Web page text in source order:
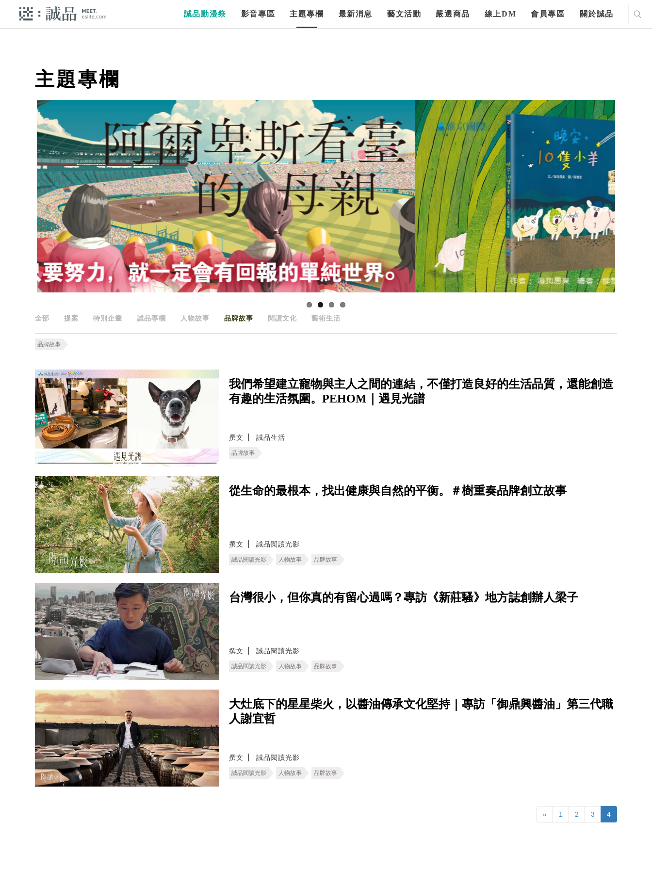
誠品動漫祭 影音專區 主題專欄 最新消息 藝文活動 嚴選商品 線上DM 會員專區 關於誠品
主題專欄
全部 提案 特別企畫 誠品專欄 人物故事 品牌故事 閱讀文化 藝術生活
品牌故事
我們希望建立寵物與主人之間的連結，不僅打造良好的生活品質，還能創造
有趣的生活氛圍。PEHOM｜遇見光譜
撰文 誠品生活
品牌故事
從生命的最根本，找出健康與自然的平衡。＃樹重奏品牌創立故事
撰文 誠品閱讀光影
誠品閱讀光影 人物故事 品牌故事
台灣很小，但你真的有留心過嗎？專訪《新莊騷》地方誌創辦人梁子
撰文 誠品閱讀光影
誠品閱讀光影 人物故事 品牌故事
大灶底下的星星柴火，以醬油傳承文化堅持｜專訪「御鼎興醬油」第三代職
人謝宜哲
撰文 誠品閱讀光影
誠品閱讀光影 人物故事 品牌故事
« 1 2 3 4